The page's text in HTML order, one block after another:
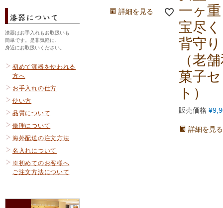
漆器はお手入れもお取扱いも
簡単です。是非気軽に、
身近にお取扱いください。
初めて漆器を使われる
方へ
お手入れの仕方
使い方
品質について
修理について
海外配送の注文方法
名入れについて
※初めてのお客様へ
ご注文方法について
詳細を見る
一ヶ
宝尽
背守り
（老
菓子
ト）
販売価格 ¥
詳細を見る